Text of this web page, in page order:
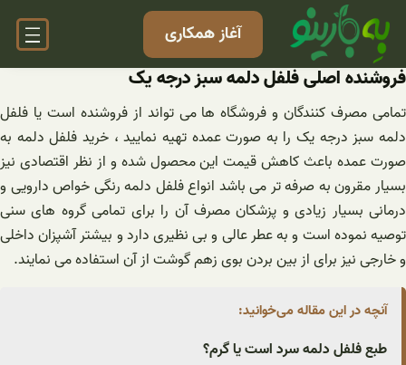
محتوا
آغاز همکاری
فروشنده اصلی فلفل دلمه سبز درجه یک
تمامی مصرف کنندگان و فروشگاه ها می تواند از فروشنده است یا فلفل
دلمه سبز درجه یک را به صورت عمده تهیه نمایید ، خرید فلفل دلمه به
صورت عمده باعث کاهش قیمت این محصول شده و از نظر اقتصادی نیز
بسیار مقرون به صرفه تر می باشد انواع فلفل دلمه رنگی خواص دارویی و
درمانی بسیار زیادی و پزشکان مصرف آن را برای تمامی گروه های سنی
توصیه نموده است و به عطر عالی و بی نظیری دارد و بیشتر آشپزان داخلی
و خارجی نیز برای از بین بردن بوی زهم گوشت از آن استفاده می نمایند.
آنچه در این مقاله می‌خوانید:
طبع فلفل دلمه سرد است یا گرم؟